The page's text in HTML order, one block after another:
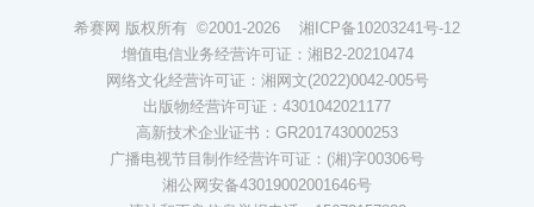
希赛网 版权所有 ©2001-2026 湘ICP备10203241号-12
增值电信业务经营许可证：湘B2-20210474
网络文化经营许可证：湘网文(2022)0042-005号
出版物经营许可证：4301042021177
高新技术企业证书：GR201743000253
广播电视节目制作经营许可证：(湘)字00306号
湘公网安备43019002001646号